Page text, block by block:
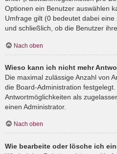
Optionen ein Benutzer auswählen
Umfrage gilt (0 bedeutet dabei
und schließlich, ob die Benutzer
Nach oben
Wieso kann ich nicht mehr
Die maximal zulässige Anzahl von
die Board-Administration
Antwortmöglichkeiten als
einen Administrator.
Nach oben
Wie bearbeite oder lösche ich